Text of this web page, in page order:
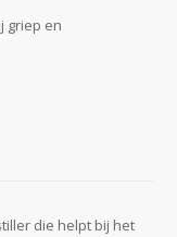
griep en
die helpt bij het